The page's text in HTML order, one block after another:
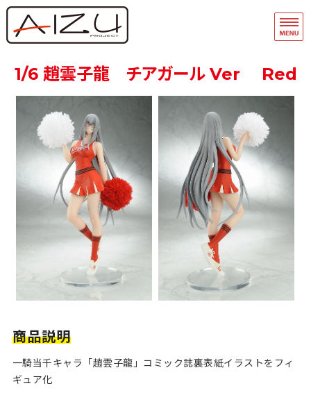
ホーム
フィギュアモデル完成品
フィギュアモデルキット
マスキングテープ
1/6 趙雲子龍 チアガール Ver Red
商品説明
一騎当千キャラ「趙雲子龍」コミック誌裏表紙イラストをフィ
ギュア化